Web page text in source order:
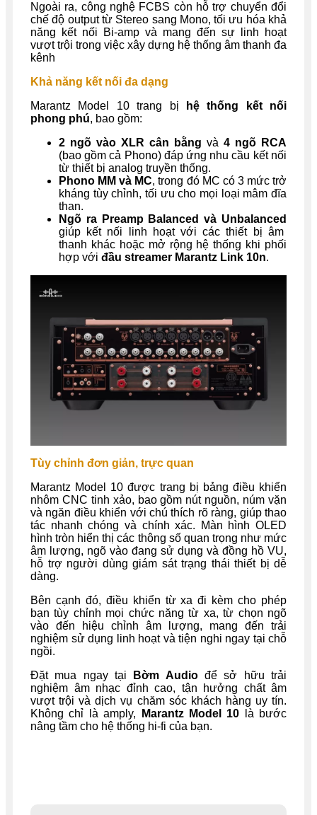
Ngoài ra, công nghệ FCBS còn hỗ trợ chuyển đổi
chế độ output từ Stereo sang Mono, tối ưu hóa khả
năng kết nối Bi-amp và mang đến sự linh hoạt
vượt trội trong việc xây dựng hệ thống âm thanh đa
kênh
Khả năng kết nối đa dạng
Marantz Model 10 trang bị
hệ thống kết nối
phong phú, bao gồm:
2 ngõ vào XLR cân bằng và 4 ngõ RCA
(bao gồm cả Phono) đáp ứng nhu cầu kết nối
từ thiết bị analog truyền thống.
Phono MM và MC, trong đó MC có 3 mức trở
kháng tùy chỉnh, tối ưu cho mọi loại mâm đĩa
than.
Ngõ ra Preamp Balanced và Unbalanced
giúp kết nối linh hoạt với các thiết bị âm
thanh khác hoặc mở rộng hệ thống khi phối
hợp với đầu streamer Marantz Link 10n.
Tùy chỉnh đơn giản, trực quan
Marantz Model 10 được trang bị bảng điều khiển
nhôm CNC tinh xảo, bao gồm nút nguồn, núm vặn
và ngăn điều khiển với chú thích rõ ràng, giúp thao
tác nhanh chóng và chính xác. Màn hình OLED
hình tròn hiển thị các thông số quan trọng như mức
âm lượng, ngõ vào đang sử dụng và đồng hồ VU,
hỗ trợ người dùng giám sát trạng thái thiết bị dễ
dàng.
Bên cạnh đó, điều khiển từ xa đi kèm cho phép
bạn tùy chỉnh mọi chức năng từ xa, từ chọn ngõ
vào đến hiệu chỉnh âm lượng, mang đến trải
nghiệm sử dụng linh hoạt và tiện nghi ngay tại chỗ
ngồi.
Đặt mua ngay tại
Bờm Audiođể sở hữu trải
nghiệm âm nhạc đỉnh cao, tận hưởng chất âm
vượt trội và dịch vụ chăm sóc khách hàng uy tín.
Không chỉ là amply,
Marantz Model 10 là bước
nâng tầm cho hệ thống hi-fi của bạn.